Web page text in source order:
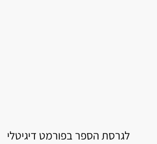
לגרסת הספר בפורמט דיגיטלי